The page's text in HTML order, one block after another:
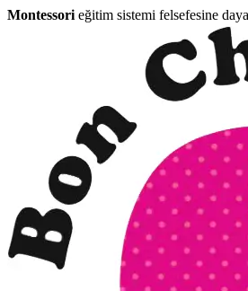
Montessori eğitim sistemi felsefesine